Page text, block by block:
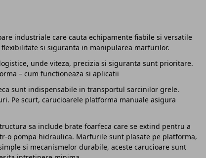
industriale care cauta echipamente fiabile si versatile
si siguranta in manipularea marfurilor.
unde viteza, precizia si siguranta sunt prioritare.
– cum functioneaza si aplicatii
sunt indispensabile in transportul sarcinilor grele.
Pe scurt, carucioarele platforma manuale asigura
sa include brate foarfeca care se extind pentru a
o pompa hidraulica. Marfurile sunt plasate pe platforma,
si mecanismelor durabile, aceste carucioare sunt